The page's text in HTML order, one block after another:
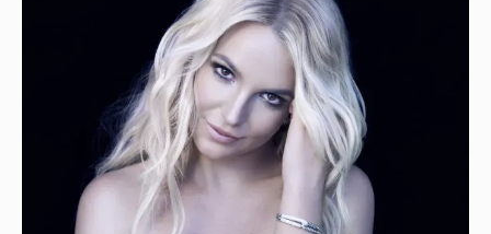
"Я ангел, и это больно". Бритни Спирс
раскритиковала родителей, шоу-бизнес и
себя — за то, что "провалилась как мать"